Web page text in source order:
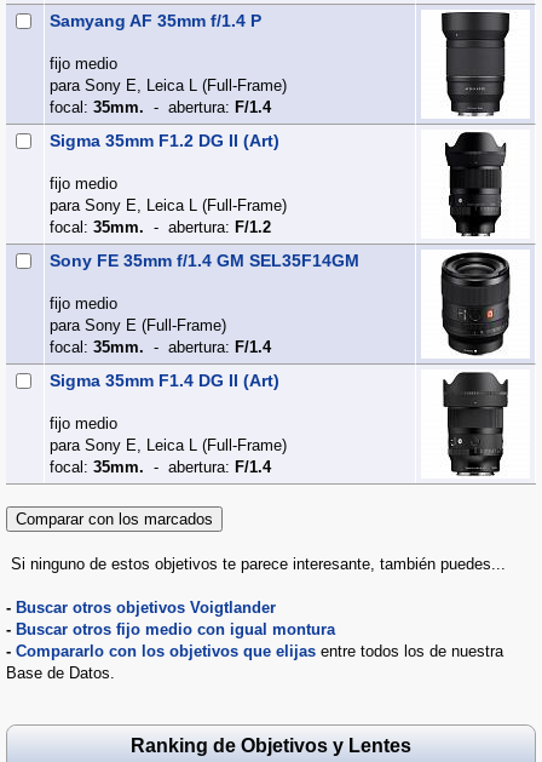
Samyang AF 35mm f/1.4 P
fijo medio
para Sony E, Leica L (Full‑Frame)
focal: 35mm. - abertura: F/1.4
Sigma 35mm F1.2 DG II (Art)
fijo medio
para Sony E, Leica L (Full‑Frame)
focal: 35mm. - abertura: F/1.2
Sony FE 35mm f/1.4 GM SEL35F14GM
fijo medio
para Sony E (Full‑Frame)
focal: 35mm. - abertura: F/1.4
Sigma 35mm F1.4 DG II (Art)
fijo medio
para Sony E, Leica L (Full‑Frame)
focal: 35mm. - abertura: F/1.4
Si ninguno de estos objetivos te parece interesante, también puedes...
- Buscar otros objetivos Voigtlander
- Buscar otros fijo medio con igual montura
- Compararlo con los objetivos que elijas entre todos los de nuestra
Base de Datos.
Ranking de Objetivos y Lentes